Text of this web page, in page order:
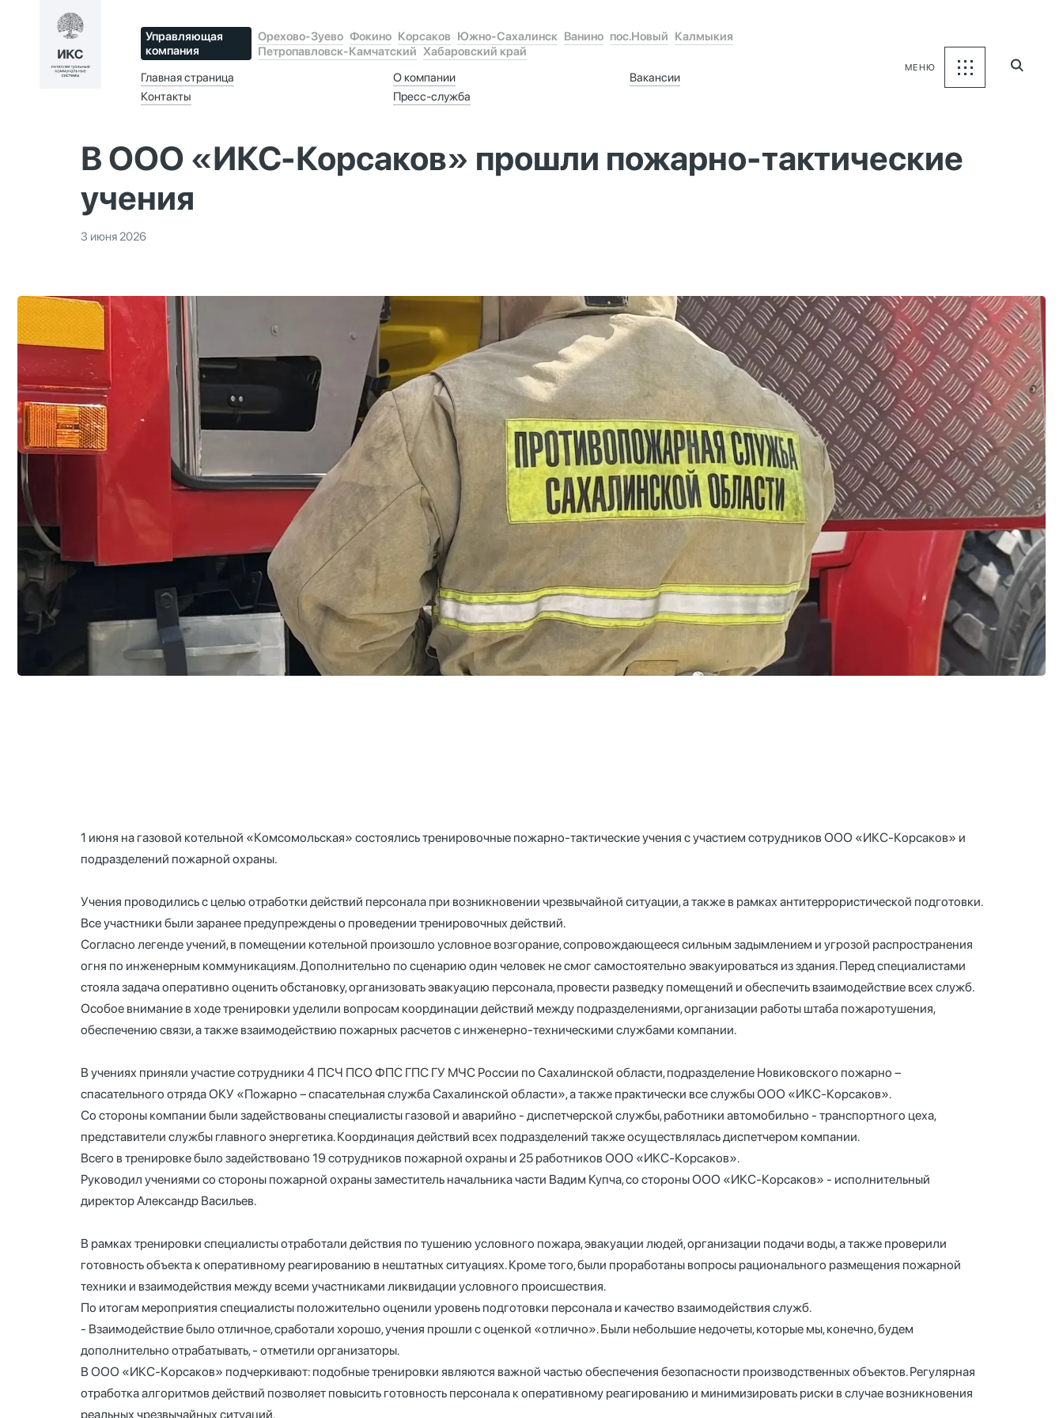
Управляющая
компания
Орехово-Зуево Фокино Корсаков Южно-Сахалинск Ванино пос.Новый Калмыкия
Петропавловск-Камчатский Хабаровский край
Главная страница
Контакты
О компании
Пресс-служба
Вакансии
МЕНЮ
В ООО «ИКС-Корсаков» прошли пожарно-тактические
учения
3 июня 2026
1 июня на газовой котельной «Комсомольская» состоялись тренировочные пожарно-тактические учения с участием сотрудников ООО «ИКС-Корсаков» и
подразделений пожарной охраны.
Учения проводились с целью отработки действий персонала при возникновении чрезвычайной ситуации, а также в рамках антитеррористической подготовки.
Все участники были заранее предупреждены о проведении тренировочных действий.
Согласно легенде учений, в помещении котельной произошло условное возгорание, сопровождающееся сильным задымлением и угрозой распространения
огня по инженерным коммуникациям. Дополнительно по сценарию один человек не смог самостоятельно эвакуироваться из здания. Перед специалистами
стояла задача оперативно оценить обстановку, организовать эвакуацию персонала, провести разведку помещений и обеспечить взаимодействие всех служб.
Особое внимание в ходе тренировки уделили вопросам координации действий между подразделениями, организации работы штаба пожаротушения,
обеспечению связи, а также взаимодействию пожарных расчетов с инженерно-техническими службами компании.
В учениях приняли участие сотрудники 4 ПСЧ ПСО ФПС ГПС ГУ МЧС России по Сахалинской области, подразделение Новиковского пожарно –
спасательного отряда ОКУ «Пожарно – спасательная служба Сахалинской области», а также практически все службы ООО «ИКС-Корсаков».
Со стороны компании были задействованы специалисты газовой и аварийно - диспетчерской службы, работники автомобильно - транспортного цеха,
представители службы главного энергетика. Координация действий всех подразделений также осуществлялась диспетчером компании.
Всего в тренировке было задействовано 19 сотрудников пожарной охраны и 25 работников ООО «ИКС-Корсаков».
Руководил учениями со стороны пожарной охраны заместитель начальника части Вадим Купча, со стороны ООО «ИКС-Корсаков» - исполнительный
директор Александр Васильев.
В рамках тренировки специалисты отработали действия по тушению условного пожара, эвакуации людей, организации подачи воды, а также проверили
готовность объекта к оперативному реагированию в нештатных ситуациях. Кроме того, были проработаны вопросы рационального размещения пожарной
техники и взаимодействия между всеми участниками ликвидации условного происшествия.
По итогам мероприятия специалисты положительно оценили уровень подготовки персонала и качество взаимодействия служб.
- Взаимодействие было отличное, сработали хорошо, учения прошли с оценкой «отлично». Были небольшие недочеты, которые мы, конечно, будем
дополнительно отрабатывать, - отметили организаторы.
В ООО «ИКС-Корсаков» подчеркивают: подобные тренировки являются важной частью обеспечения безопасности производственных объектов. Регулярная
отработка алгоритмов действий позволяет повысить готовность персонала к оперативному реагированию и минимизировать риски в случае возникновения
реальных чрезвычайных ситуаций.